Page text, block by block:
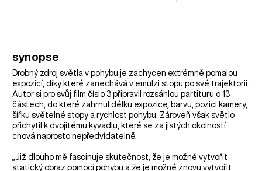
synopse
Drobný zdroj světla v pohybu je zachycen extrémně pomalou
expozicí, díky které zanechává v emulzi stopu po své trajektorii.
Autor si pro svůj film číslo 3 připravil rozsáhlou partituru o 13
částech, do které zahrnul délku expozice, barvu, pozici kamery,
šířku světelné stopy a rychlost pohybu. Zároveň však světlo
přichytil k dvojitému kyvadlu, které se za jistých okolností
chová naprosto nepředvídatelně.
„Již dlouho mě fascinuje skutečnost, že je možné vytvořit
statický obraz pomocí pohybu a že je možné znovu vytvořit